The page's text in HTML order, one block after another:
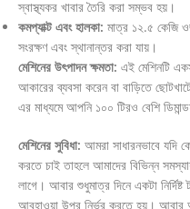
স্বাস্থ্যকর খাবার তৈরি করা সম্ভব হয়।
কমপ্যাক্ট এবং হালকা: মাত্র ১২.৫ কেজি
সংরক্ষণ এবং স্থানান্তর করা যায়।
মেশিনের উৎপাদন ক্ষমতা: এই মেশিনটি
আকারের ব্যবসা করেন বা বাড়িতে
এর মাধ্যমে আপনি ১০০ টিরও বেশি
মেশিনের সুবিধা: আমরা সাধারনভাবে যদি
করতে চাই তাহলে আমাদের বিভিন্ন
লাগে। আবার শুধুমাত্র দিনে একটা
আবহাওয়া উপর নির্ভর করতে হয়। আবার